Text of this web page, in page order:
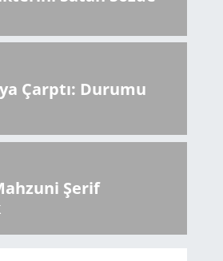
Çarptı: Durumu
Şerif